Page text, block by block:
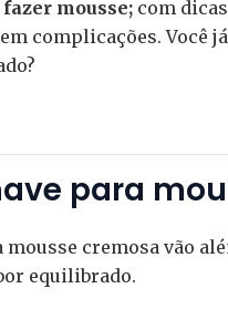
mousse; com
complicações. Você
para
mousse cremosa vão
equilibrado.